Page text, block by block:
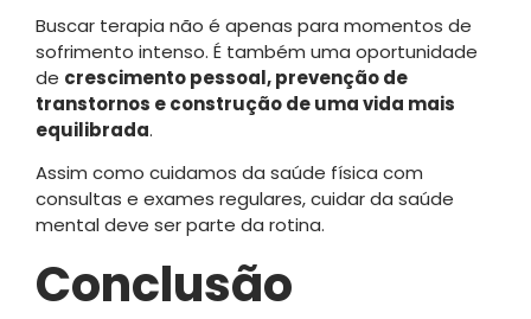
Buscar terapia não é apenas para momentos de
sofrimento intenso. É também uma oportunidade
de crescimento pessoal, prevenção de
transtornos e construção de uma vida mais
equilibrada.
Assim como cuidamos da saúde física com
consultas e exames regulares, cuidar da saúde
mental deve ser parte da rotina.
Conclusão